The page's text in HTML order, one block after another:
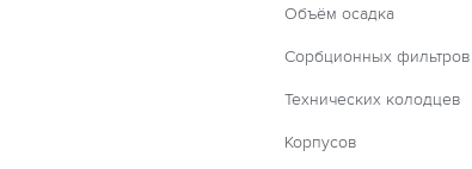
Объём осадка
Сорбционных фильтров
Технических колодцев
Корпусов